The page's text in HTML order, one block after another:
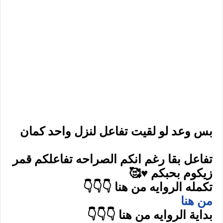
بس وعد لو لقيت تفاعل لنزل واحد كمان
تفاعل بقا رغم انكم الصراحه تفاعلكم قمر
زيكوم بحبكم ♥🥰
تكمله الروايه من هنا 👇👇👇
من هنا
بداية الروايه من هنا 👇👇👇